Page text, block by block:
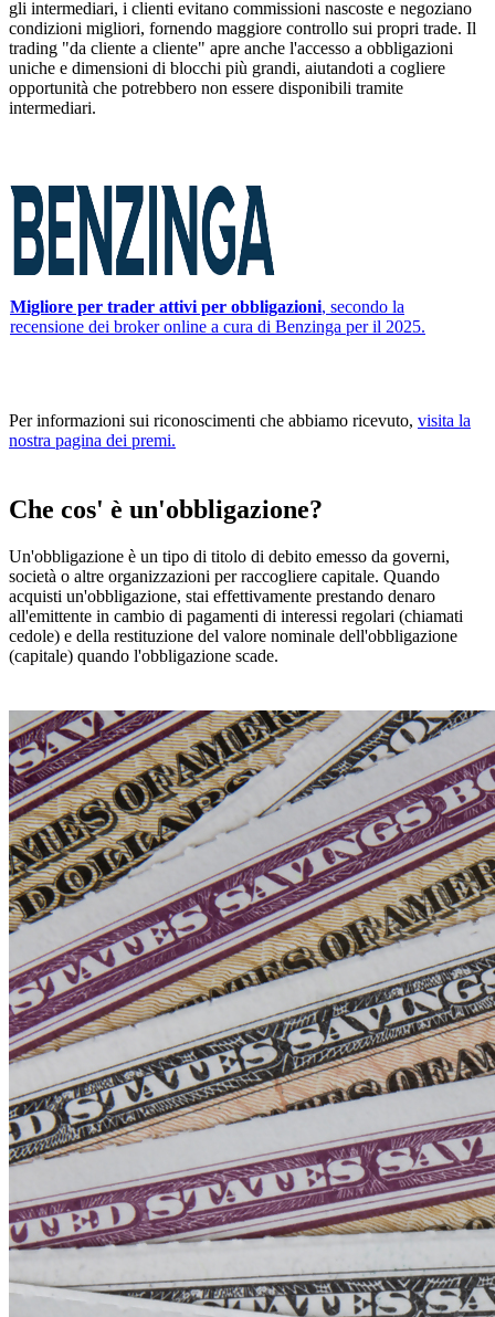
gli intermediari, i clienti evitano commissioni nascoste e negoziano
condizioni migliori, fornendo maggiore controllo sui propri trade. Il
trading "da cliente a cliente" apre anche l'accesso a obbligazioni
uniche e dimensioni di blocchi più grandi, aiutandoti a cogliere
opportunità che potrebbero non essere disponibili tramite
intermediari.
Migliore per trader attivi per obbligazioni, secondo la
recensione dei broker online a cura di Benzinga per il 2025.
Per informazioni sui riconoscimenti che abbiamo ricevuto, visita la
nostra pagina dei premi.
Che cos' è un'obbligazione?
Un'obbligazione è un tipo di titolo di debito emesso da governi,
società o altre organizzazioni per raccogliere capitale. Quando
acquisti un'obbligazione, stai effettivamente prestando denaro
all'emittente in cambio di pagamenti di interessi regolari (chiamati
cedole) e della restituzione del valore nominale dell'obbligazione
(capitale) quando l'obbligazione scade.